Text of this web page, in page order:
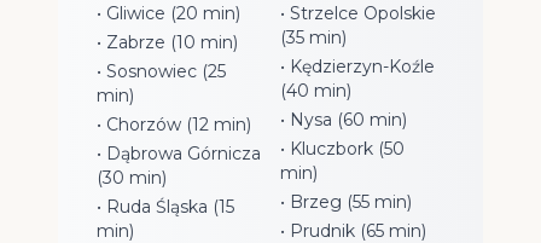
• Gliwice (20 min)
• Zabrze (10 min)
• Sosnowiec (25
min)
• Chorzów (12 min)
• Dąbrowa Górnicza
(30 min)
• Ruda Śląska (15
min)
• Strzelce Opolskie
(35 min)
• Kędzierzyn-Koźle
(40 min)
• Nysa (60 min)
• Kluczbork (50
min)
• Brzeg (55 min)
• Prudnik (65 min)